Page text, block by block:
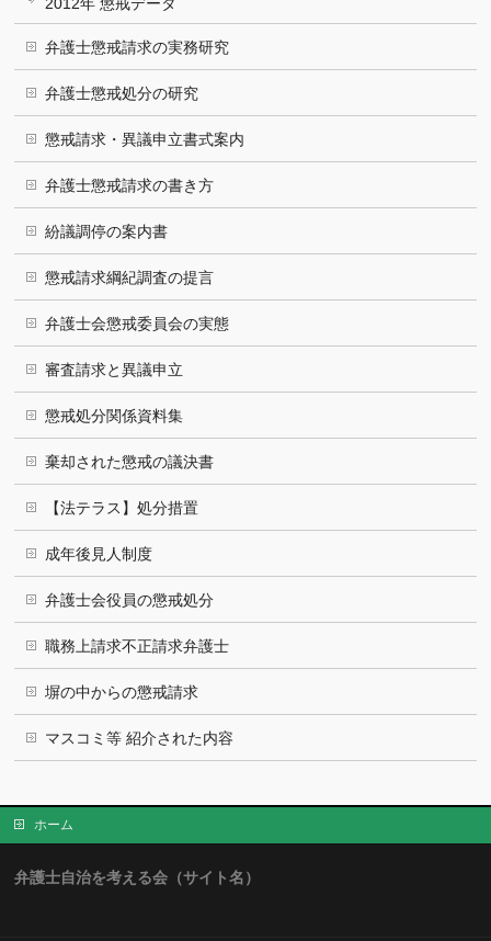
2012年 懲戒データ
弁護士懲戒請求の実務研究
弁護士懲戒処分の研究
懲戒請求・異議申立書式案内
弁護士懲戒請求の書き方
紛議調停の案内書
懲戒請求綱紀調査の提言
弁護士会懲戒委員会の実態
審査請求と異議申立
懲戒処分関係資料集
棄却された懲戒の議決書
【法テラス】処分措置
成年後見人制度
弁護士会役員の懲戒処分
職務上請求不正請求弁護士
塀の中からの懲戒請求
マスコミ等 紹介された内容
ホーム
弁護士自治を考える会（サイト名）